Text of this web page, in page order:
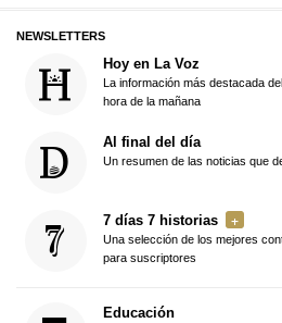
NEWSLETTERS
Hoy en La Voz
La información más destacada
hora de la mañana
Al final del día
Un resumen de las noticias que
7 días 7 historias
Una selección de los mejores
para suscriptores
Educación